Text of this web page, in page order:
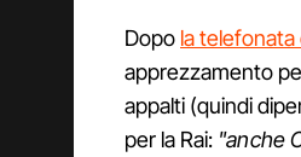
Dopo la telefonata
apprezzamento
appalti (quindi
per la Rai: "anche